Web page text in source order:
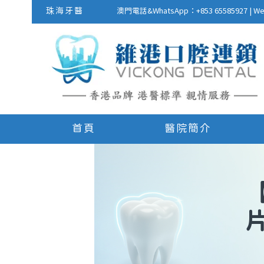
珠海牙醫 澳門電話&WhatsApp：+853 65585927 |
首頁 醫院簡介